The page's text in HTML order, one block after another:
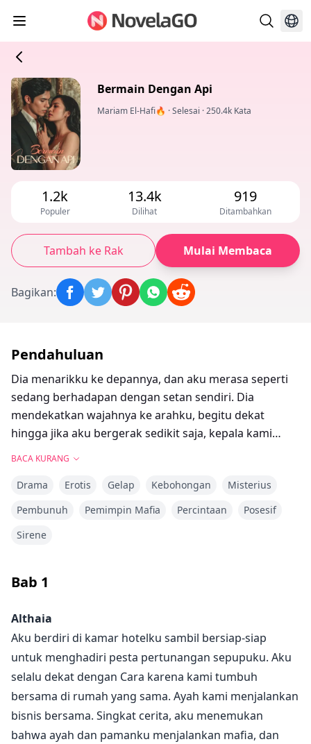
Bermain Dengan Api
Mariam El-Hafi🔥 ·Selesai ·250.4k Kata
1.2k
Populer
13.4k
Dilihat
919
Ditambahkan
Tambah ke Rak Mulai Membaca
Bagikan:
Pendahuluan
Dia menarikku ke depannya, dan aku merasa seperti
sedang berhadapan dengan setan sendiri. Dia
mendekatkan wajahnya ke arahku, begitu dekat
hingga jika aku bergerak sedikit saja, kepala kami
yang mungkin dia lakukan.
bicara, hanya bisa menatapnya dengan mata
Aku hanya bisa berharap bukan aku yang dia incar.
Althaia bertemu dengan bos mafia berbahaya,
Damiano, yang tertarik pada mata hijaunya yang besar
dan polos, dan tidak bisa mengeluarkannya dari
pikirannya. Althaia telah disembunyikan dari iblis
berbahaya itu. Namun takdir membawanya kembali
padanya. Kali ini, dia tidak akan pernah
membiarkannya pergi lagi.
BACA KURANG
Drama Erotis Gelap Kebohongan
Misterius
Pembunuh
Pemimpin Mafia Percintaan
Posesif
Sirene
Bab 1
Althaia
Aku berdiri di kamar hotelku sambil bersiap-siap
untuk menghadiri pesta pertunangan sepupuku. Aku
selalu dekat dengan Cara karena kami tumbuh
bersama di rumah yang sama. Ayah kami menjalankan
bisnis bersama. Singkat cerita, aku menemukan
bahwa ayah dan pamanku menjalankan mafia, dan